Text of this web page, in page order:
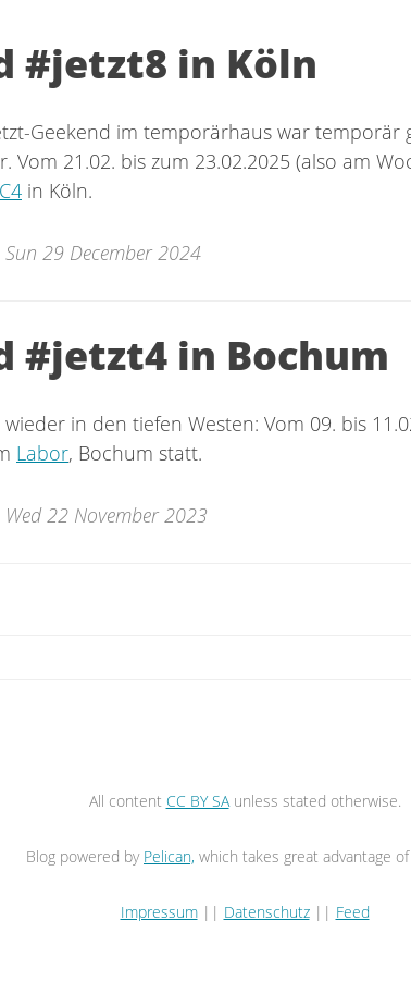
#jetzt8 in Köln
Geekend im temporärhaus war temporär
Vom 21.02. bis zum 23.02.2025 (also am
C4 in Köln.
29 December 2024
#jetzt4 in Bochum
in den tiefen Westen: Vom 09. bis
Labor, Bochum statt.
22 November 2023
All content CC BY SAunless stated otherwise.
Blog powered by Pelican, which takes great advantage of
Impressum || Datenschutz || Feed